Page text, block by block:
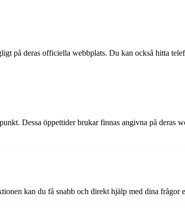
på deras officiella webbplats. Du kan också hitta
Dessa öppettider brukar finnas angivna på deras
kan du få snabb och direkt hjälp med dina frågor